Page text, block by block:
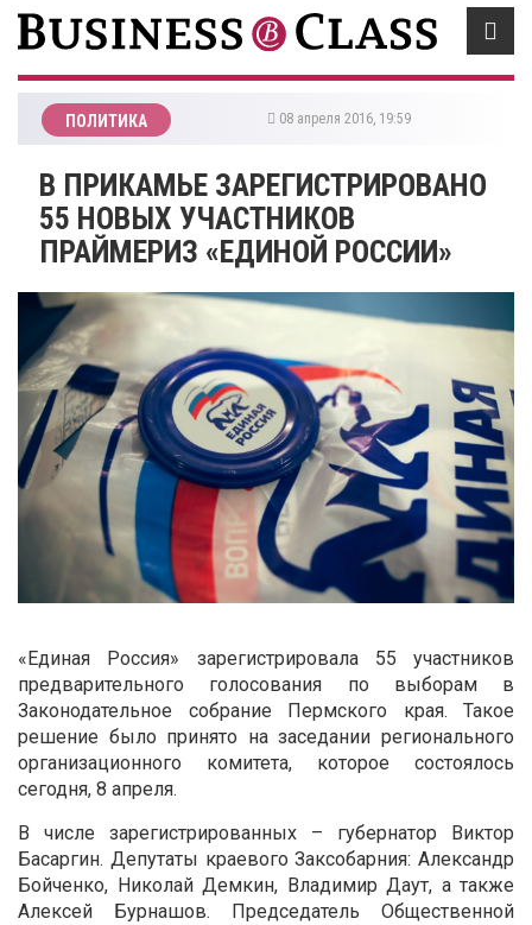
ПОЛИТИКА 08 апреля 2016, 19:59
В ПРИКАМЬЕ ЗАРЕГИСТРИРОВАНО
55 НОВЫХ УЧАСТНИКОВ
ПРАЙМЕРИЗ «ЕДИНОЙ РОССИИ»
«Единая Россия» зарегистрировала 55 участников
предварительного голосования по выборам в
Законодательное собрание Пермского края. Такое
решение было принято на заседании регионального
организационного комитета, которое состоялось
сегодня, 8 апреля.
В числе зарегистрированных – губернатор Виктор
Басаргин. Депутаты краевого Заксобарния: Александр
Бойченко, Николай Демкин, Владимир Даут, а также
Алексей Бурнашов. Председатель Общественной